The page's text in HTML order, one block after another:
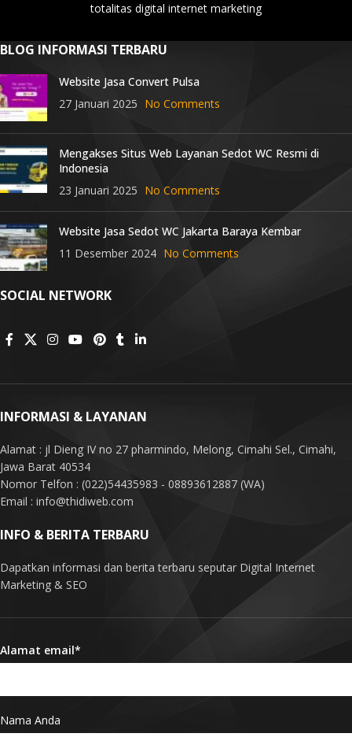
totalitas digital internet marketing
BLOG INFORMASI TERBARU
Website Jasa Convert Pulsa
27 Januari 2025 No Comments
Mengakses Situs Web Layanan Sedot WC Resmi di
Indonesia
23 Januari 2025 No Comments
Website Jasa Sedot WC Jakarta Baraya Kembar
11 Desember 2024 No Comments
SOCIAL NETWORK
INFORMASI & LAYANAN
Alamat : jl Dieng IV no 27 pharmindo, Melong, Cimahi Sel., Cimahi,
Jawa Barat 40534
Nomor Telfon : (022)54435983 - 08893612887 (WA)
Email : info@thidiweb.com
INFO & BERITA TERBARU
Dapatkan informasi dan berita terbaru seputar Digital Internet
Marketing & SEO
Alamat email*
Nama Anda